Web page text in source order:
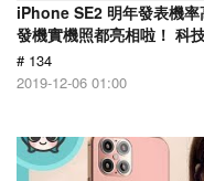
iPhone SE2 明年發表機
發機實機照都亮相啦！ 科
# 134
2019-12-06 01:00